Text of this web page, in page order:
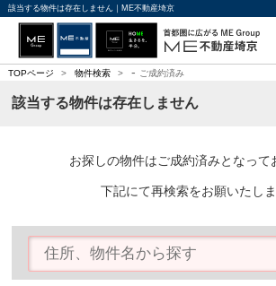
該当する物件は存在しません｜ME不動産埼京
TOPページ > 物件検索 > - ご成約済み
該当する物件は存在しません
お探しの物件はご成約済みとなって
下記にて再検索をお願いたしま